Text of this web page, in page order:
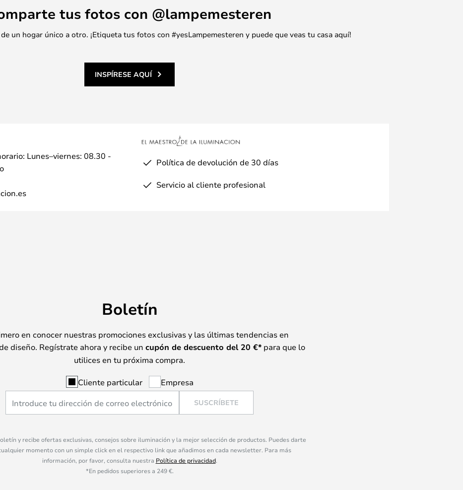
tus fotos con @lampemesteren
un hogar único a otro. ¡Etiqueta tus fotos con #yesLampemesteren y puede que veas tu casa aquí!
INSPÍRESE AQUÍ
Lunes–viernes: 08.30 -
Política de devolución de 30 días
Servicio al cliente profesional
Boletín
en conocer nuestras promociones exclusivas y las últimas tendencias en
diseño. Regístrate ahora y recibe un cupón de descuento del 20 €*para que lo
utilices en tu próxima compra.
Cliente particular Empresa
SUSCRÍBETE
y recibe ofertas exclusivas, consejos sobre iluminación y la mejor selección de productos. Puedes darte
momento con un simple click en el respectivo link que añadimos en cada newsletter. Para más
información, por favor, consulta nuestra Política de privacidad.
*En pedidos superiores a 249 €.